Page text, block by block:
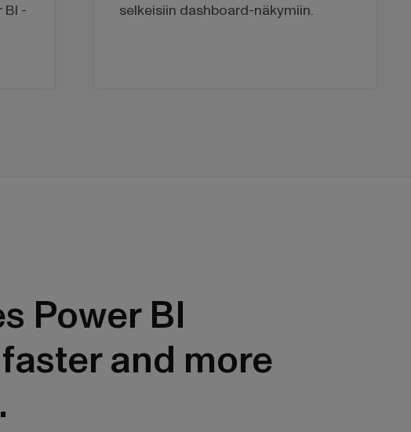
BI -
selkeisiin dashboard-näkymiin.
Power BI
and more